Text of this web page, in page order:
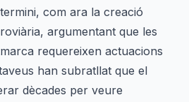
com ara la creació
argumentant que les
requereixen actuacions
han subratllat que el
dècades per veure